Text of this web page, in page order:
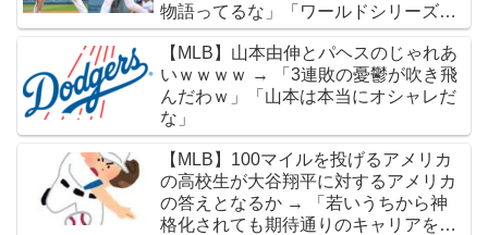
物語ってるな」「ワールドシリーズで
延長18回までいった試合も凄かった」
【MLB】山本由伸とパヘスのじゃれあ
いｗｗｗｗ → 「3連敗の憂鬱が吹き飛
んだわｗ」「山本は本当にオシャレだ
な」
【MLB】100マイルを投げるアメリカ
の高校生が大谷翔平に対するアメリカ
の答えとなるか → 「若いうちから神
格化されても期待通りのキャリアを築